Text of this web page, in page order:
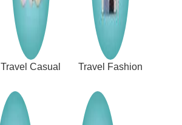
Travel Casual Travel Fashion